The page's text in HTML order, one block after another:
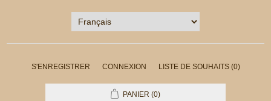
S'ENREGISTRER CONNEXION LISTE DE SOUHAITS (0)
PANIER (0)